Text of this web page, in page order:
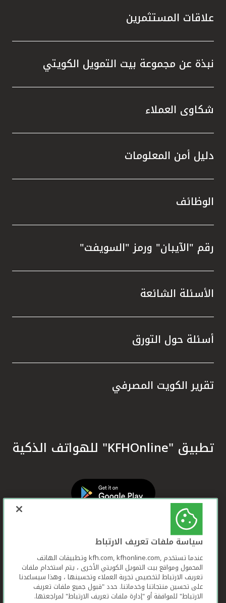
علاقات المستثمرين
نبذة عن مجموعة بيت التمويل الكويتي
شكاوى العملاء
دليل أمن المعلومات
الوظائف
رقم "الآيبان" ورمز "السويفت"
الأسئلة الشائعة
أسئلة حول التورق
تقرير الكويت المصرفي
تطبيق "KFHOnline" للهواتف الذكية
سياسة ملفات تعريف الارتباط
عندما تستخدم ,kfh.com, kfhonline.com وتطبيقات الهاتف
المحمول ومواقع بيت التمويل الكويتي الأخرى ، يتم استخدام ملفات
تعريف الارتباط لتخصيص تجربة العملاء وتحسينها ، وهذا سيساعدنا
على تحسين منتجاتنا وخدماتنا. حدد "قبول جميع ملفات تعريف
الارتباط" للموافقة أو "إدارة ملفات تعريف الارتباط" لمراجعتها.